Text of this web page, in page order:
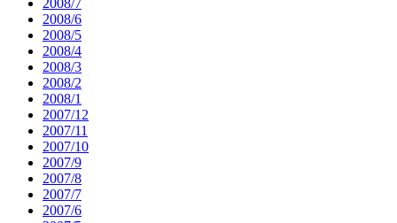
2008/6
2008/5
2008/4
2008/3
2008/2
2008/1
2007/12
2007/11
2007/10
2007/9
2007/8
2007/7
2007/6